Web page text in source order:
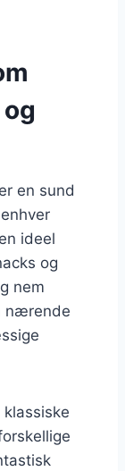
en sund
ideel
og
nem
nærende